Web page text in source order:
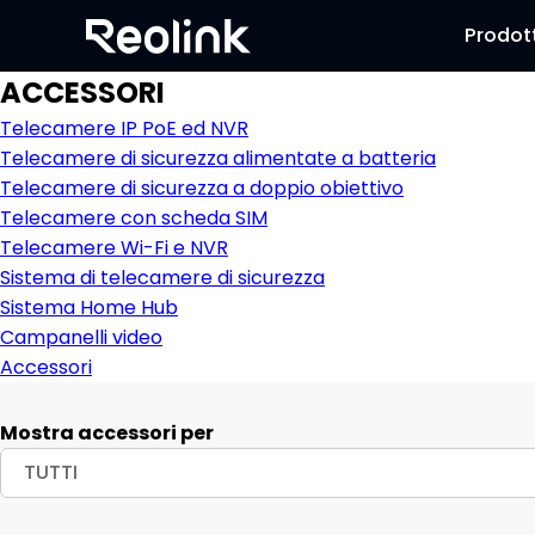
ACCESSORI
Telecamere IP PoE ed NVR
Telecamere di sicurezza alimentate a batteria
Telecamere di sicurezza a doppio obiettivo
Telecamere con scheda SIM
Telecamere Wi-Fi e NVR
Sistema di telecamere di sicurezza
Sistema Home Hub
Campanelli video
Accessori
Mostra accessori per
TUTTI